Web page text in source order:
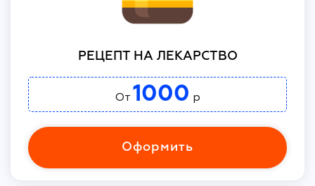
РЕЦЕПТ НА ЛЕКАРСТВО
От 1000 р
Оформить